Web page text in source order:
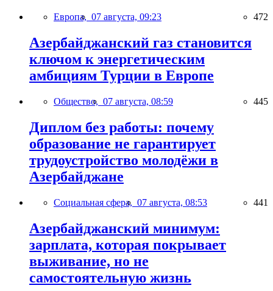
Европа, 07 августа, 09:23 472
Азербайджанский газ становится
ключом к энергетическим
амбициям Турции в Европе
Общество, 07 августа, 08:59 445
Диплом без работы: почему
образование не гарантирует
трудоустройство молодёжи в
Азербайджане
Социальная сфера, 07 августа, 08:53 441
Азербайджанский минимум:
зарплата, которая покрывает
выживание, но не
самостоятельную жизнь